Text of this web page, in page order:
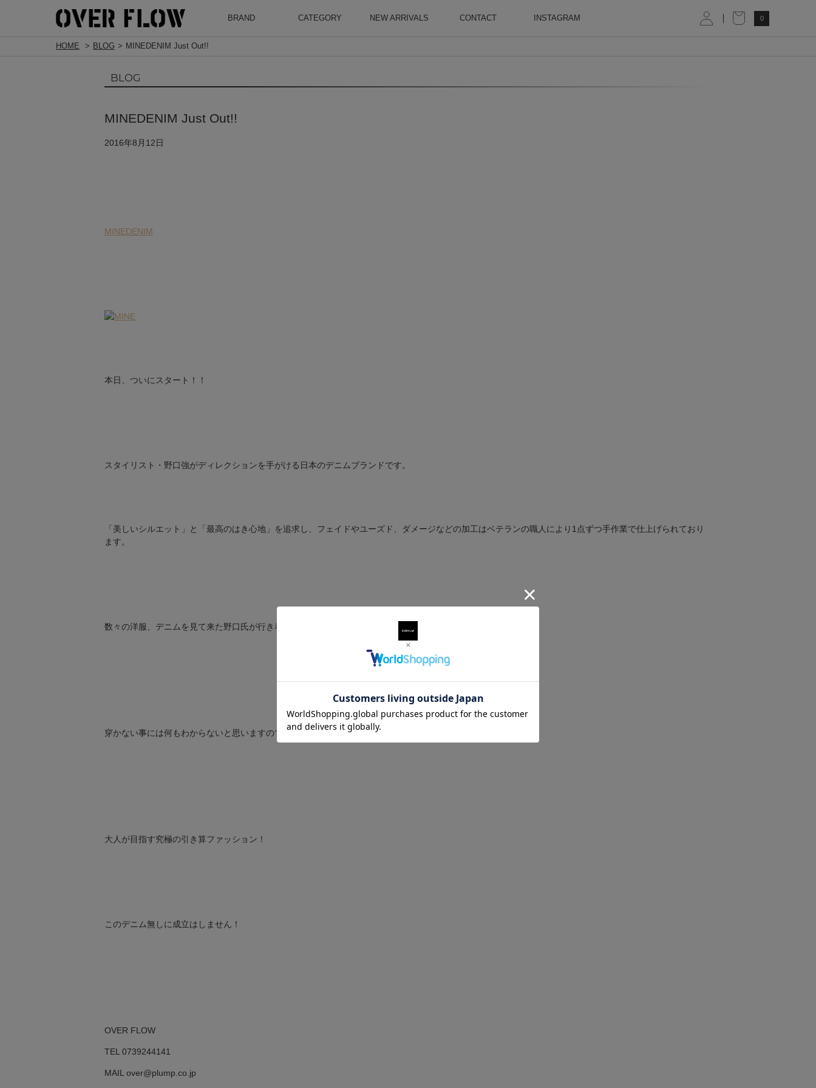
BRAND CATEGORY NEW ARRIVALS CONTACT INSTAGRAM 0
HOME BLOG MINEDENIM Just Out!!
BLOG
MINEDENIM Just Out!!
2016年8月12日
MINEDENIM
本日、ついにスタート！！
スタイリスト・野口強がディレクションを手がける日本のデニムブランドです。
「美しいシルエット」と「最高のはき心地」を追求し、フェイドやユーズド、ダメージなどの加工はベテランの職人により1点ずつ手作業で仕上げられており
ます。
数々の洋服、デニムを見て来た野口氏が行き着いた究極のデニムブランドと言っても過言ではないです！
穿かない事には何もわからないと思いますので是非一度試着しに来て下さい♪
大人が目指す究極の引き算ファッション！
このデニム無しに成立はしません！
OVER FLOW
TEL 0739244141
MAIL over@plump.co.jp